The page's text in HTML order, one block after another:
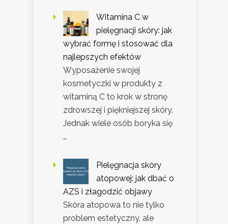
Witamina C w
pielęgnacji skóry: jak
wybrać formę i stosować dla
najlepszych efektów
Wyposażenie swojej
kosmetyczki w produkty z
witaminą C to krok w stronę
zdrowszej i piękniejszej skóry.
Jednak wiele osób boryka się
…
Pielęgnacja skóry
atopowej: jak dbać o
AZS i złagodzić objawy
Skóra atopowa to nie tylko
problem estetyczny, ale